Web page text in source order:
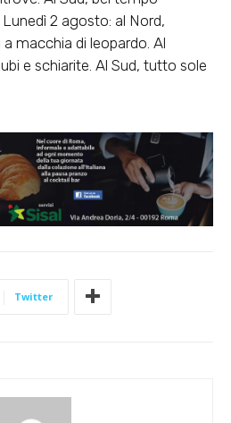
2 agosto: al Nord,
macchia di leopardo. Al
e schiarite. Al Sud, tutto sole
Twitter